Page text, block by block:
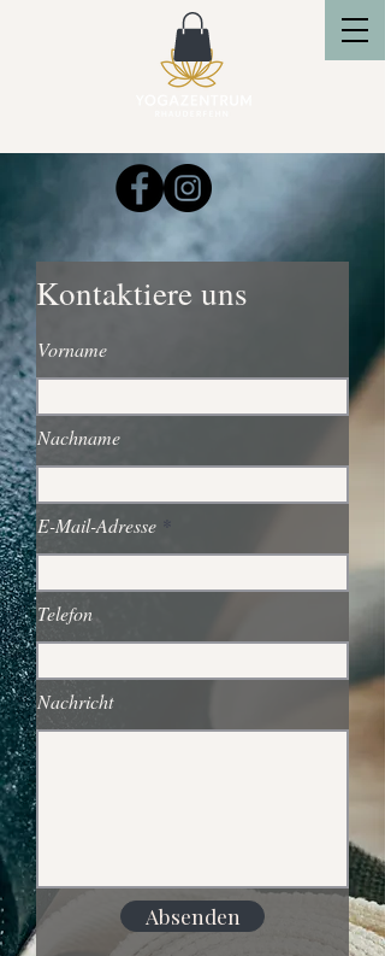
Kontaktiere uns
Vorname
Nachname
E-Mail-Adresse
Telefon
Nachricht
Absenden